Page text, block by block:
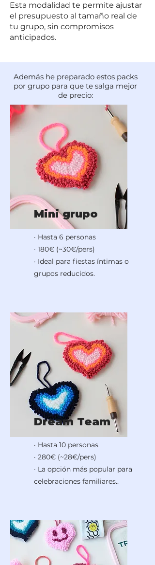
Esta modalidad te permite ajustar
el presupuesto al tamaño real de
tu grupo, sin compromisos
anticipados.
Además he preparado estos packs
por grupo para que te salga mejor
de precio:
Mini grupo
· Hasta 6 personas
· 180€ (~30€/pers)
· Ideal para fiestas íntimas o
grupos reducidos.
Dream Team
· Hasta 10 personas
· 280€ (~28€/pers)
· La opción más popular para
celebraciones familiares..